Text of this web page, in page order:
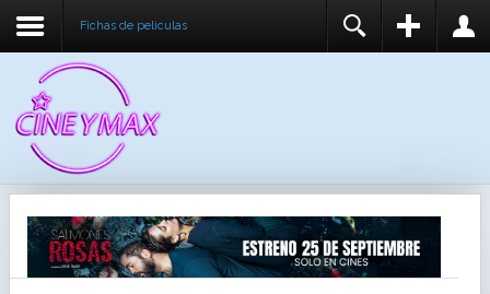
Fichas de peliculas
RECUÉRDEME
IDENTIFICARSE
REGISTER